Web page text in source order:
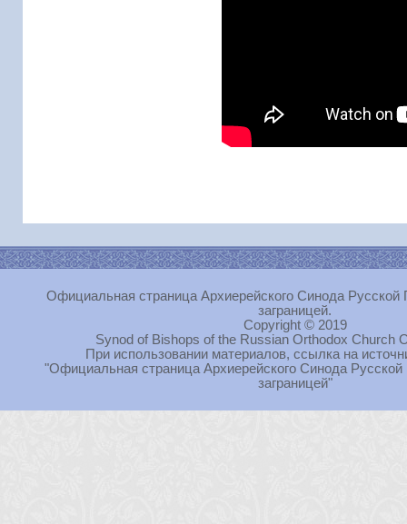
Официальная страница Архиерейского Синода Русской
заграницей.
Copyright © 2019
Synod of Bishops of the Russian Orthodox Church
При использовании материалов, ссылка на
"Официальная страница Архиерейского Синода
заграницей"